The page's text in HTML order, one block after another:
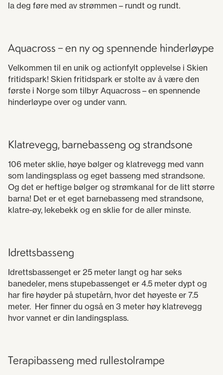
la deg føre med av strømmen – rundt og rundt.
Aquacross – en ny og spennende hinderløype
Velkommen til en unik og actionfylt opplevelse i Skien
fritidspark! Skien fritidspark er stolte av å være den
første i Norge som tilbyr Aquacross – en spennende
hinderløype over og under vann.
Klatrevegg, barnebasseng og strandsone
106 meter sklie, høye bølger og klatrevegg med vann
som landingsplass og eget basseng med strandsone.
Og det er heftige bølger og strømkanal for de litt større
barna! Det er et eget barnebasseng med strandsone,
klatre-øy, lekebekk og en sklie for de aller minste.
Idrettsbasseng
Idrettsbassenget er 25 meter langt og har seks
banedeler, mens stupebassenget er 4.5 meter dypt og
har fire høyder på stupetårn, hvor det høyeste er 7.5
meter. Her finner du også en 3 meter høy klatrevegg
hvor vannet er din landingsplass.
Terapibasseng med rullestolrampe